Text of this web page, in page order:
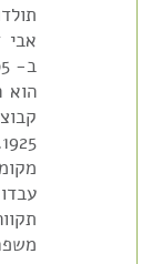
אבי
ב- 1905.
הוא